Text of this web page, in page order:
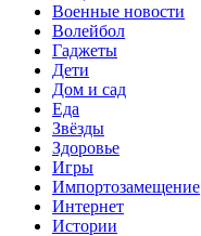
Военные новости
Волейбол
Гаджеты
Дети
Дом и сад
Еда
Звёзды
Здоровье
Игры
Импортозамещение
Интернет
Истории